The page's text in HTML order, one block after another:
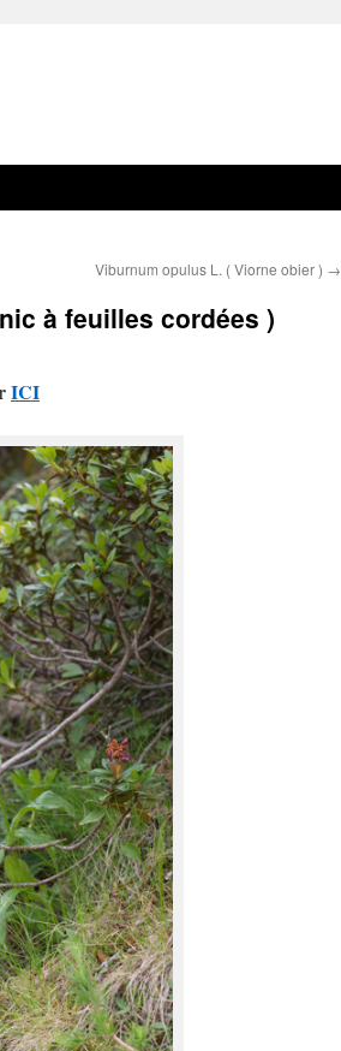
Viburnum opulus L. ( Viorne obier ) →
à feuilles cordées )
ICI